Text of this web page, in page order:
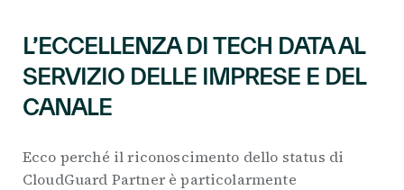
L’ECCELLENZA DI TECH DATA AL
SERVIZIO DELLE IMPRESE E DEL
CANALE
Ecco perché il riconoscimento dello status di
CloudGuard Partner è particolarmente